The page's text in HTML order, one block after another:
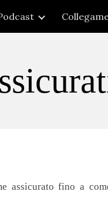
fino a